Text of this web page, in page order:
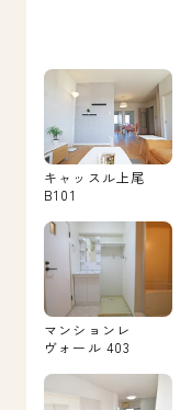
キャッスル上尾
B101
マンションレ
ヴォール 403